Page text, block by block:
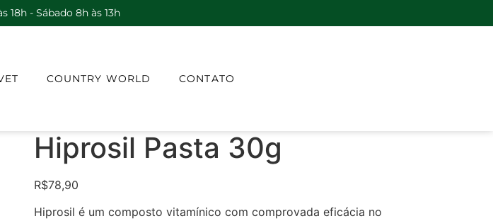
18h - Sábado 8h às 13h
COUNTRY WORLD CONTATO
Hiprosil Pasta 30g
R$78,90
Hiprosil é um composto vitamínico com comprovada eficácia no